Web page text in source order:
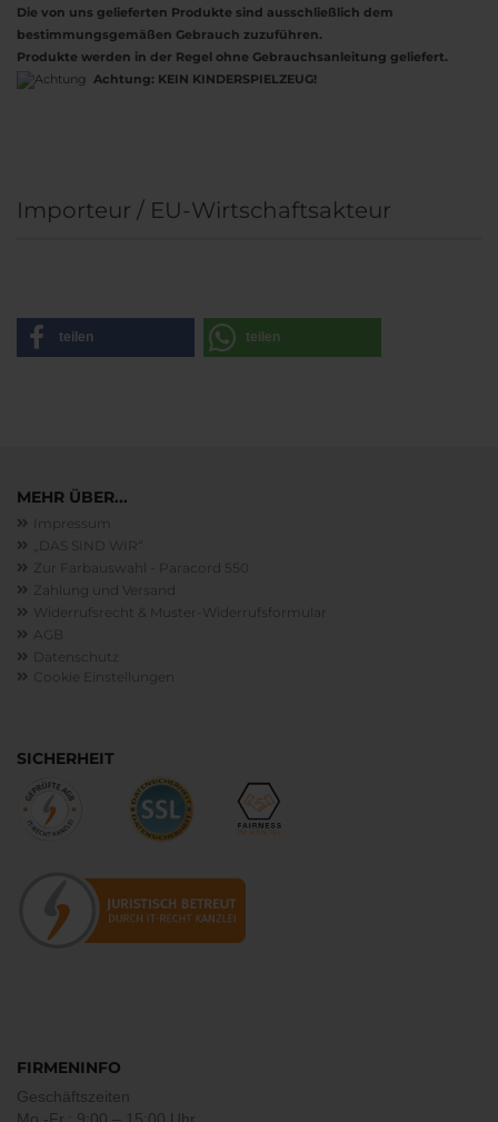
Die von uns gelieferten Produkte sind ausschließlich dem
bestimmungsgemäßen Gebrauch zuzuführen.
Produkte werden in der Regel ohne Gebrauchsanleitung geliefert.
Achtung: KEIN KINDERSPIELZEUG!
Importeur / EU-Wirtschaftsakteur
teilen teilen
MEHR ÜBER...
Impressum
„DAS SIND WIR“
Zur Farbauswahl - Paracord 550
Zahlung und Versand
Widerrufsrecht & Muster-Widerrufsformular
AGB
Datenschutz
Cookie Einstellungen
SICHERHEIT
FIRMENINFO
Geschäftszeiten